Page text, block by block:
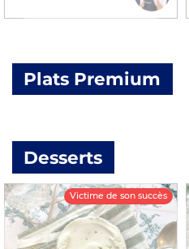
Plats Premium
Desserts
Victime de son succès